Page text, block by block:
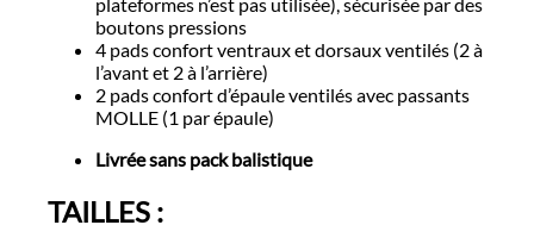
boutons pressions
4 pads confort ventraux et dorsaux ventilés (2 à
l’avant et 2 à l’arrière)
2 pads confort d’épaule ventilés avec passants
MOLLE (1 par épaule)
Livrée sans pack balistique
TAILLES :